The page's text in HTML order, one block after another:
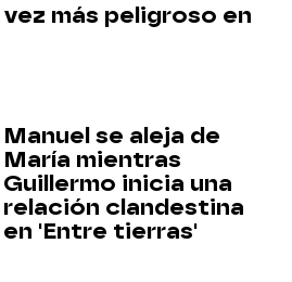
más peligroso en
Manuel se aleja de
María mientras
Guillermo inicia una
relación clandestina
en 'Entre tierras'